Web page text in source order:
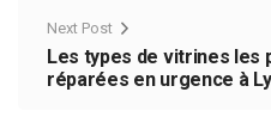
Next Post
Les types de vitrines les
réparées en urgence à